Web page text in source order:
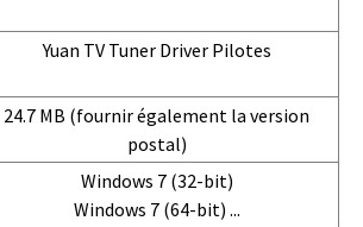
Yuan TV Tuner Driver Pilotes
24.7 MB (fournir également la version
postal)
Windows 7 (32-bit)
Windows 7 (64-bit) ...